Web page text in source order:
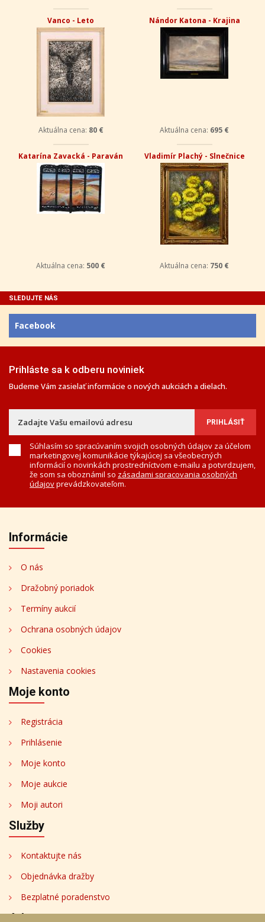
Vanco - Leto
Aktuálna cena: 80 €
Nándor Katona - Krajina
Aktuálna cena: 695 €
Katarína Zavacká - Paraván
Aktuálna cena: 500 €
Vladimír Plachý - Slnečnice
Aktuálna cena: 750 €
SLEDUJTE NÁS
Facebook
Prihláste sa k odberu noviniek
Budeme Vám zasielať informácie o nových aukciách a dielach.
Súhlasím so spracúvaním svojich osobných údajov za účelom
marketingovej komunikácie týkajúcej sa všeobecných
informácií o novinkách prostredníctvom e-mailu a potvrdzujem,
že som sa oboznámil so zásadami spracovania osobných
údajovprevádzkovateľom.
Informácie
O nás
Dražobný poriadok
Termíny aukcií
Ochrana osobných údajov
Cookies
Nastavenia cookies
Moje konto
Registrácia
Prihlásenie
Moje konto
Moje aukcie
Moji autori
Služby
Kontaktujte nás
Objednávka dražby
Bezplatné poradenstvo
Adresa